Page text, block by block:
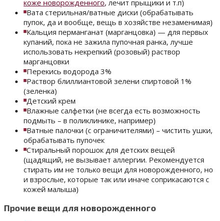
коже новорожденного, лечит прыщики и т.п)
Вата стерильная/ватные диски (обрабатывать
пупок, да и вообще, вещь в хозяйстве незаменимая)
Кальция перманганат (марганцовка) — для первых
купаний, пока не зажила пупочная ранка, лучше
использовать некрепкий (розовый) раствор
марганцовки
Перекись водорода 3%
Раствор блиллиантовой зелени спиртовой 1%
(зеленка)
Детский крем
Влажные салфетки (не всегда есть возможность
подмыть – в поликлинике, например)
Ватные палочки (с ограничителями) – чистить ушки,
обрабатывать пупочек
Стиральный порошок для детских вещей
(щадящий, не вызывает аллергии. Рекомендуется
стирать им не только вещи для новорожденного, но
и взрослые, которые так или иначе соприкасаются с
кожей малыша)
Прочие вещи для новорожденного